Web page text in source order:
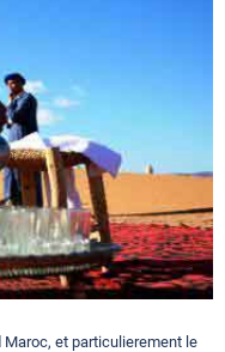
et particulierement le